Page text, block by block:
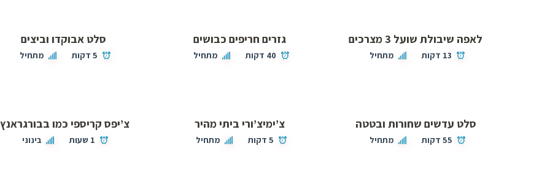
לאפה שיבולת שועל 3 מצרכים
13 דקות מתחיל
גזרים חריפים כבושים
40 דקות מתחיל
סלט אבוקדו וביצים
5 דקות מתחיל
סלט עדשים שחורות ובטטה
55 דקות מתחיל
צ’ימיצ’ורי ביתי מהיר
5 דקות מתחיל
צ’יפס קריספי כמו
1 שעות בינוני